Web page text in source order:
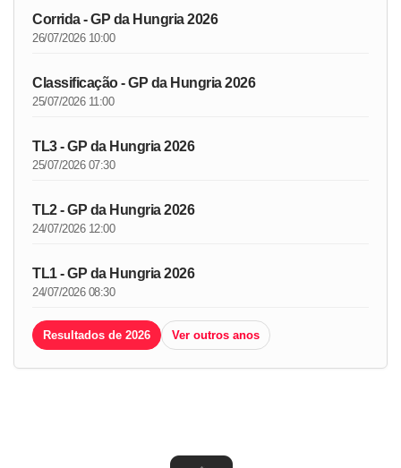
Corrida - GP da Hungria 2026
26/07/2026 10:00
Classificação - GP da Hungria 2026
25/07/2026 11:00
TL3 - GP da Hungria 2026
25/07/2026 07:30
TL2 - GP da Hungria 2026
24/07/2026 12:00
TL1 - GP da Hungria 2026
24/07/2026 08:30
Resultados de 2026 Ver outros anos